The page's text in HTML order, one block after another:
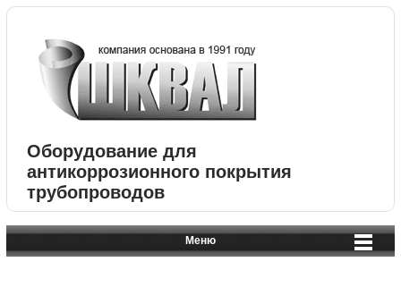
Оборудование для
антикоррозионного покрытия
трубопроводов
Меню